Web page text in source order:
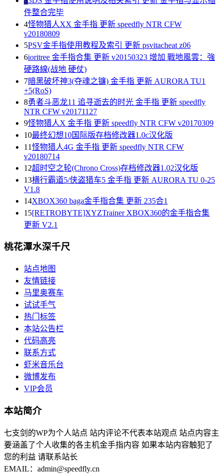
件整合完毕
4怪物猎人XX 金手指 更新 speedfly NTR CFW
v20180809
5PSV金手指使用教程及索引 更新 psvitacheat z06
6ioritree 金手指合集 更新 v20150323 增加 戰地風雲：強
硬路線(战地 硬仗)
7暗黑破坏神3(夺魂之镰) 金手指 更新 AURORA TU1
+5(RoS)
8勇者斗恶龙11 追寻逝去的时光 金手指 更新 speedfly
NTR CFW v20171127
9怪物猎人X 金手指 更新 speedfly NTR CFW v20170309
10最终幻想10国际版存档修改器1.0c汉化版
11怪物猎人4G 金手指 更新 speedfly NTR CFW
v20180714
12超时空之轮(Chrono Cross)存档修改器1.02汉化版
13横行霸道5/侠盗猎车5 金手指 更新 AURORA TU 0-25
V1.8
14XBOX360 baga金手指合集 更新 235合1
15[RETROBYTE]XYZTrainer XBOX360的金手指合集
更新 V2.1
桃花潭水深千尺
站点地图
友情链接
马里奥赛车
试试手气
热门标签
本站公告栏
代码高亮
联系方式
虾米音乐台
微博发布
VIP会员
本站简介
七支剑的WP为个人站点 站内评论不代表本站观点 站点内容主
要涵盖了个人收集的各主机金手指内容 如果本站内容触犯了
您的利益 请联系站长
EMAIL：admin@speedfly.cn